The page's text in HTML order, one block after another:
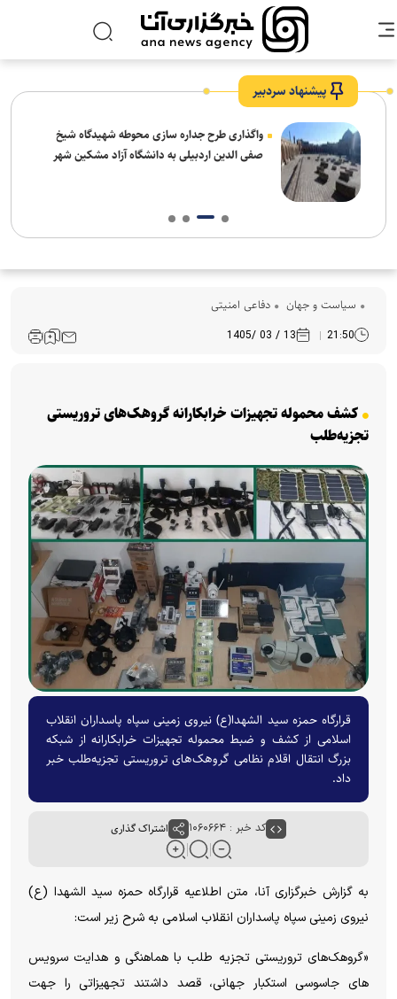
پیشنهاد سردبیر
واگذاری طرح جداره سازی محوطه شهیدگاه شیخ
صفی الدین اردبیلی به دانشگاه آزاد مشکین شهر
سیاست و جهان دفاعی امنیتی
21:50
13 / 03 /1405
کشف محموله‌ تجهیزات خرابکارانه گروهک‌های تروریستی
تجزیه‌طلب
قرارگاه حمزه سید الشهدا(ع) نیروی زمینی سپاه پاسداران انقلاب
اسلامی از کشف و ضبط محموله‌ تجهیزات خرابکارانه از شبکه
بزرگ انتقال اقلام نظامی گروهک‌های تروریستی تجزیه‌طلب خبر
داد.
کد خبر : ۱۰۶۰۶۶۴ اشتراک گذاری
به گزارش خبرگزاری آنا، متن اطلاعیه قرارگاه حمزه سید الشهدا (ع)
نیروی زمینی سپاه پاسداران انقلاب اسلامی به شرح زیر است:
«گروهک‌های تروریستی تجزیه طلب با هماهنگی و هدایت سرویس
های جاسوسی استکبار جهانی، قصد داشتند تجهیزاتی را جهت